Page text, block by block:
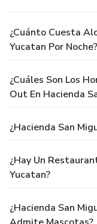
¿Cuánto Cuesta
Yucatan Por Noche?
¿Cuáles Son Los
Out En Hacienda
¿Hacienda San
¿Hay Un
Yucatan?
¿Hacienda San